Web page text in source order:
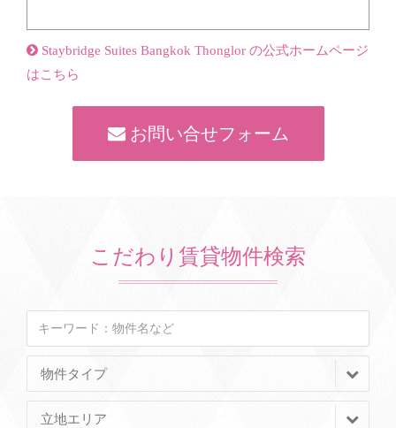
Staybridge Suites Bangkok Thonglor の公式ホームページ
はこちら
お問い合せフォーム
こだわり賃貸物件検索
物件タイプ
立地エリア